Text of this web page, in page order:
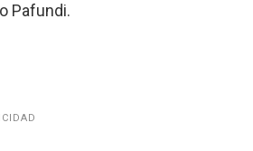
Pafundi.